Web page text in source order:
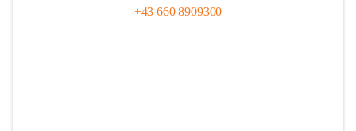
+43 660 8909300